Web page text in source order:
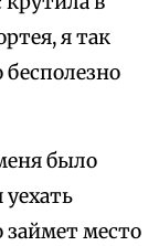
я так
было
займет место